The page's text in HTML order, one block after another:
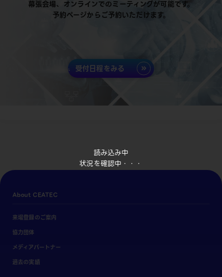
読み込み中
状況を確認中・・・
幕張会場、オンラインでのミーティングが可能です。
予約ページからご予約いただけます。
受付日程をみる
About CEATEC
来場登録のご案内
協力団体
メディアパートナー
過去の実績